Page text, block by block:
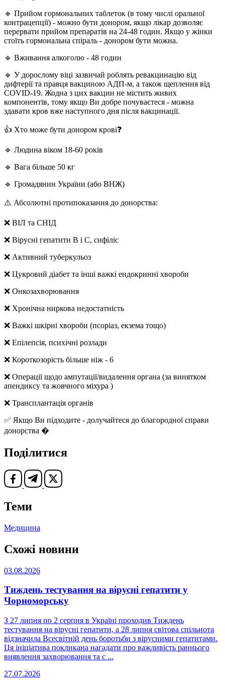
🔹 Прийом гормональних таблеток (в тому числі оральної
контрацепції) - можно бути донором, якщо лікар дозволяє
перервати прийом препаратів на 24-48 годин. Якщо у жінки
стоїть гормональна спіраль - донором бути можна.
🔹 Вживання алкоголю - 48 годин
🔹 У дорослому віці зазвичай роблять ревакцинацію від
дифтерії та правця вакциною АДП-м, а також щеплення від
COVID-19. Жодна з цих вакцин не містить живих
компонентів, тому якщо Ви добре почуваєтеся - можна
здавати кров вже наступного дня після вакцинації.
👍 Хто може бути донором крові❓
🔹 Людина віком 18-60 років
🔹 Вага більше 50 кг
🔹 Громадянин України (або ВНЖ)
⚠️ Абсолютні протипоказання до донорства:
❌ ВІЛ та СНІД
❌ Вірусні гепатити В і С, сифіліс
❌ Активний туберкульоз
❌ Цукровий діабет та інші важкі ендокринні хвороби
❌ Онкозахворювання
❌ Хронічна ниркова недостатність
❌ Важкі шкірні хвороби (псоріаз, екзема тощо)
❌ Епілепсія, психічні розлади
❌ Короткозорість більше ніж - 6
❌ Операції щодо ампутації/видалення органа (за винятком
апендиксу та жовчного міхура )
❌ Трансплантація органів
✅ Якщо Ви підходите - долучайтеся до благородної справи
донорства �
Поділитися
Теми
Медицина
Схожі новини
03.08.2026
Тиждень тестування на вірусні гепатити у
Чорноморську
З 27 липня по 2 серпня в Україні проходив Тиждень
тестування на вірусні гепатити, а 28 липня світова спільнота
відзначила Всесвітній день боротьби з вірусними гепатитами.
Ця ініціатива покликана нагадати про важливість раннього
виявлення захворювання та с ...
27.07.2026